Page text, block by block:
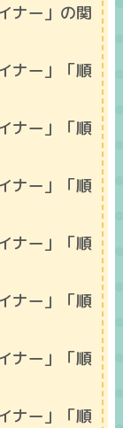
ナー」の関
ナー」「順
ナー」「順
ナー」「順
ナー」「順
ナー」「順
ナー」「順
ナー」「順